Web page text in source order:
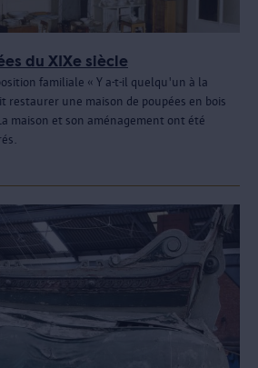
du XIXe siècle
familiale « Y a-t-il quelqu'un à la
restaurer une maison de poupées en bois
maison et son aménagement ont été